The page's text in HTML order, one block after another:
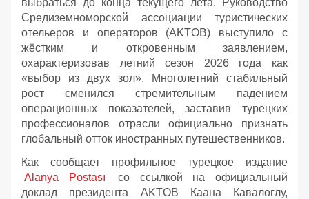
выбраться до конца текущего лета. Руководство
Средиземноморской ассоциации туристических
отельеров и операторов (AKTOB) выступило с
жёстким и откровенным заявлением,
охарактеризовав летний сезон 2026 года как
«выбор из двух зол». Многолетний стабильный
рост сменился стремительным падением
операционных показателей, заставив турецких
профессионалов отрасли официально признать
глобальный отток иностранных путешественников.
Как сообщает профильное турецкое издание
Alanya Postası
со ссылкой на официальный
доклад президента AKTOB Каана Кавалоглу,